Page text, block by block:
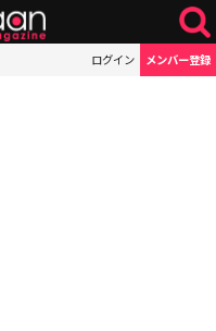
ログイン メンバー登録